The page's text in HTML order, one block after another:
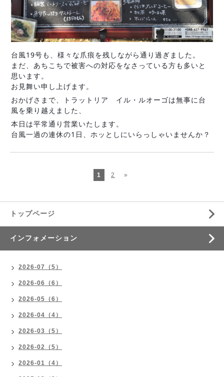
台風19号も、様々な爪痕を残しながら通り過ぎました。
まだ、あちこちで被害への対応をなさっている方も多いと
思います。
お見舞い申し上げます。
おかげさまで、トラットリア イル・ルオーゴは無事に台
風を乗り越えました、
本日は平常通り営業いたします。
台風一過の連休の1日、ホッとしにいらっしゃいませんか？
1 2 »
トップページ
インフォメーション
2026-07（5）
2026-06（6）
2026-05（6）
2026-04（4）
2026-03（5）
2026-02（5）
2026-01（4）